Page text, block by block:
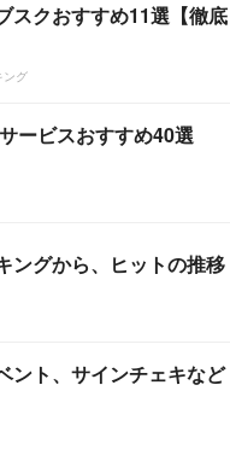
スクおすすめ11選【徹底
ング
ービスおすすめ40選
ングから、ヒットの推移
ント、サインチェキなど